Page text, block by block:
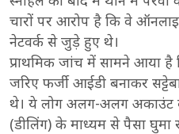
चारों पर आरोप है कि वे
नेटवर्क से जुड़े हुए थे।
प्राथमिक जांच में सामने आया
जरिए फर्जी आईडी बनाकर
थे। ये लोग अलग-अलग अकाउंट
(डीलिंग) के माध्यम से पैसा